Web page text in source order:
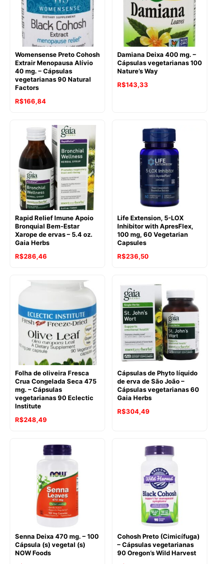
Womensense Preto Cohosh
Extrair Menopausa Alívio
40 mg. – Cápsulas
vegetarianas 90 Natural
Factors
R$166,84
Damiana Deixa 400 mg. –
Cápsulas vegetarianas 100
Nature’s Way
R$143,33
Rapid Relief Imune Apoio
Bronquial Bem-Estar
Xarope de ervas – 5.4 oz.
Gaia Herbs
R$286,46
Life Extension, 5-LOX
Inhibitor with ApresFlex,
100 mg, 60 Vegetarian
Capsules
R$236,50
Folha de oliveira Fresca
Crua Congelada Seca 475
mg. – Cápsulas
vegetarianas 90 Eclectic
Institute
R$248,49
Cápsulas de Phyto líquido
de erva de São João –
Cápsulas vegetarianas 60
Gaia Herbs
R$304,49
Senna Deixa 470 mg. – 100
Cápsula (s) vegetal (s)
NOW Foods
Cohosh Preto (Cimicífuga)
– Cápsulas vegetarianas
90 Oregon’s Wild Harvest